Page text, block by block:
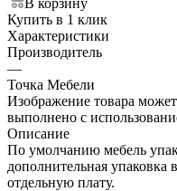
Купить в 1 клик
Характеристики
Производитель
—
Точка Мебели
Изображение товара
выполнено с
Описание
По умолчанию мебель
дополнительная упаковка
отдельную плату.